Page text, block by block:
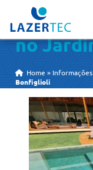
no
Home » Informações
Bonfiglioli